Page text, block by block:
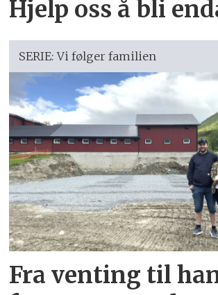
Hjelp oss å bli
SERIE: Vi følger familien
Fra venting til